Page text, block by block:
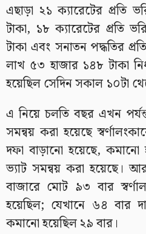
এছাড়া ২১ ক্যারেটের প্রতি
টাকা, ১৮ ক্যারেটের প্রতি
টাকা এবং সনাতন পদ্ধতির
লাখ ৫৩ হাজার ১৪৮ টাকা
হয়েছিল সেদিন সকাল ১০টা
এ নিয়ে চলতি বছর এখন
সমন্বয় করা হয়েছে
দফা বাড়ানো হয়েছে,
ভ্যাট সমন্বয় করা হয়েছে।
বাজারে মোট ৯৩ বার
হয়েছিল; যেখানে ৬৪ বার
কমানো হয়েছিল ২৯ বার।